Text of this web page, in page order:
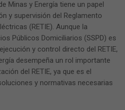
Minas y Energía tiene un papel
y supervisión del Reglamento
(RETIE). Aunque la
Públicos Domiciliarios (SSPD) es
y control directo del RETIE,
desempeña un rol importante
del RETIE, ya que es el
y normativas necesarias